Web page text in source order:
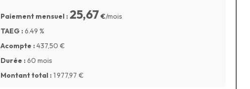
Paiement mensuel : 25,67 €/mois
TAEG :6.49 %
Acompte :437,50 €
Durée :60 mois
Montant total :1 977,97 €